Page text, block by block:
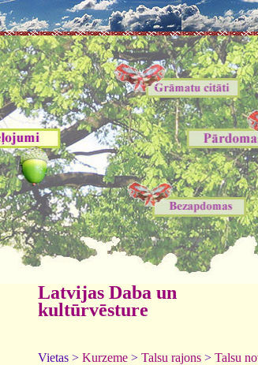
Latvijas Daba un
kultūrvēsture
Vietas > Kurzeme > Talsu rajons > Talsu